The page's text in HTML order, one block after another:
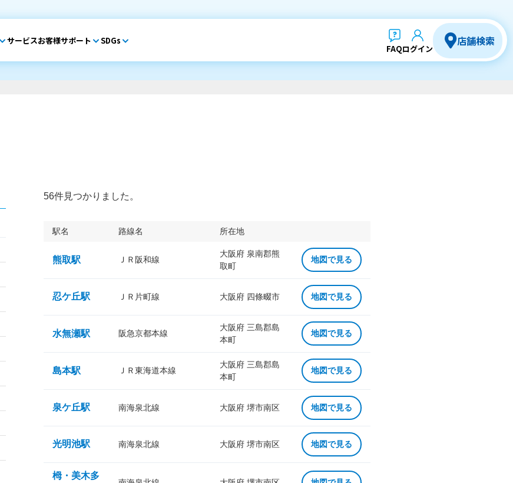
サービスお客様サポート SDGs
FAQログイン
店舗検索
56件見つかりました。
駅名 路線名 所在地
熊取駅 ＪＲ阪和線
大阪府 泉南郡熊
取町
地図で見る
忍ケ丘駅 ＪＲ片町線 大阪府 四條畷市 地図で見る
水無瀬駅 阪急京都本線
大阪府 三島郡島
本町
地図で見る
島本駅 ＪＲ東海道本線
大阪府 三島郡島
本町
地図で見る
泉ケ丘駅 南海泉北線 大阪府 堺市南区 地図で見る
光明池駅 南海泉北線 大阪府 堺市南区 地図で見る
栂・美木多